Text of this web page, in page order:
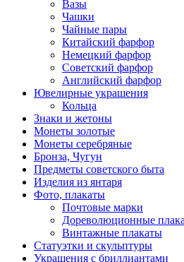
Вазы
Чашки
Чайные пары
Китайский фарфор
Немецкий фарфор
Советский фарфор
Английский фарфор
Ювелирные украшения
Кольца
Знаки и жетоны
Монеты золотые
Монеты серебряные
Бронза, Чугун
Предметы советского быта
Изделия из янтаря
Фото, плакаты
Почтовые марки
Дореволюционные
Винтажные плакаты
Статуэтки и скульптуры
Украшения с бриллиантами